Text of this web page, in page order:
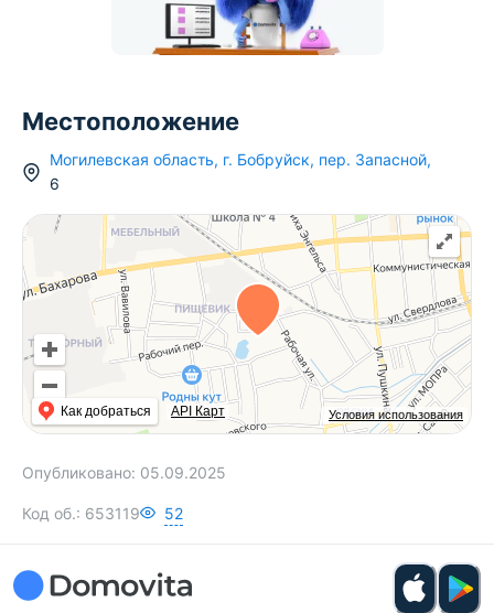
Местоположение
Могилевская область, г. Бобруйск, пер. Запасной,
6
Условия использования
Как добраться API Карт
Опубликовано: 05.09.2025
Код об.: 653119 52